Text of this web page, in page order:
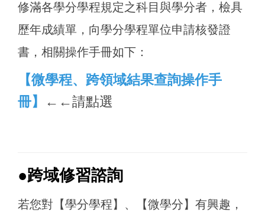
修滿各學分學程規定之科目與學分者，檢具
歷年成績單，向學分學程單位申請核發證
書， 相關操作手冊如下：
【微學程、跨領域結果查詢操作手
冊】 ←←請點選
●跨域修習諮詢
若您對【學分學程】、【微學分】有興趣，